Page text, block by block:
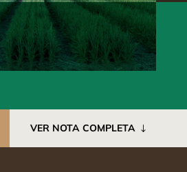
VER NOTA COMPLETA